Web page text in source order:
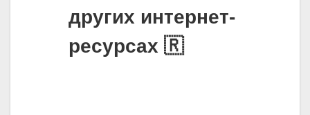
других интернет-
ресурсах 🇷